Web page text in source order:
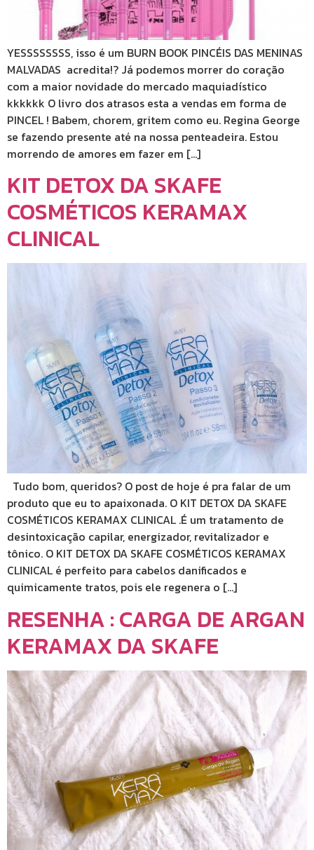
YESSSSSSSS, isso é um BURN BOOK PINCÉIS DAS MENINAS
MALVADAS acredita!? Já podemos morrer do coração
com a maior novidade do mercado maquiadístico
kkkkkk O livro dos atrasos esta a vendas em forma de
PINCEL ! Babem, chorem, gritem como eu. Regina George
se fazendo presente até na nossa penteadeira. Estou
morrendo de amores em fazer em […]
KIT DETOX DA SKAFE
COSMÉTICOS KERAMAX
CLINICAL
Tudo bom, queridos? O post de hoje é pra falar de um
produto que eu to apaixonada. O KIT DETOX DA SKAFE
COSMÉTICOS KERAMAX CLINICAL .É um tratamento de
desintoxicação capilar, energizador, revitalizador e
tônico. O KIT DETOX DA SKAFE COSMÉTICOS KERAMAX
CLINICAL é perfeito para cabelos danificados e
quimicamente tratos, pois ele regenera o […]
RESENHA : CARGA DE ARGAN
KERAMAX DA SKAFE